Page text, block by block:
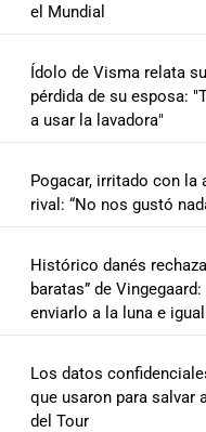
el Mundial
Ídolo de Visma relata
pérdida de su esposa:
a usar la lavadora"
Pogacar, irritado con la
rival: “No nos gustó
Histórico danés
baratas” de
enviarlo a la luna e
Los datos
que usaron para salvar
del Tour